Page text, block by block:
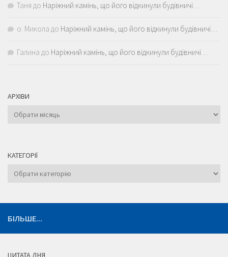
Таня до Наріжний камінь, що його відкинули будівничі…
о. Микола до Наріжний камінь, що його відкинули будівничі…
Галина до Наріжний камінь, що його відкинули будівничі…
АРХІВИ
Архіви
КАТЕГОРІЇ
Категорії
БІЛЬШЕ...
ЦИТАТА ДНЯ